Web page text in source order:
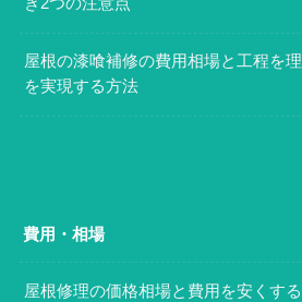
屋根の漆喰補修の費用相場と工程を
を実現する方法
費用・相場
屋根修理の価格相場と費用を安くす